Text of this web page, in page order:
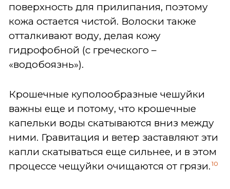
поверхность для прилипания, поэтому
кожа остается чистой. Волоски также
отталкивают воду, делая кожу
гидрофобной (с греческого –
«водобоязнь»).
Крошечные куполообразные чешуйки
важны еще и потому, что крошечные
капельки воды скатываются вниз между
ними. Гравитация и ветер заставляют эти
капли скатываться еще сильнее, и в этом
процессе чещуйки очищаются от грязи. 10